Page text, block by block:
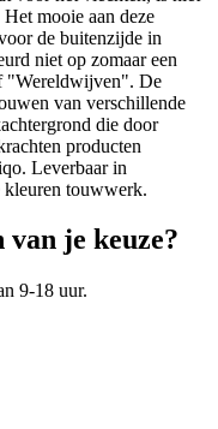
mooie aan deze
de buitenzijde in
niet op zomaar een
"Wereldwijven". De
van verschillende
die door
producten
Leverbaar in
kleuren touwwerk.
je keuze?
9-18 uur.